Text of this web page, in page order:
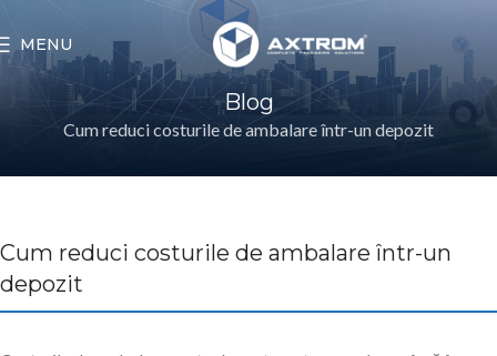
MENU
Blog
Cum reduci costurile de ambalare într-un depozit
Cum reduci costurile de ambalare într-un
depozit